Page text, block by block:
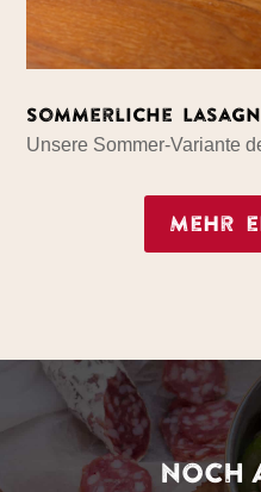
Sommerliche
Unsere Sommer-Variante
Mehr
NOCH